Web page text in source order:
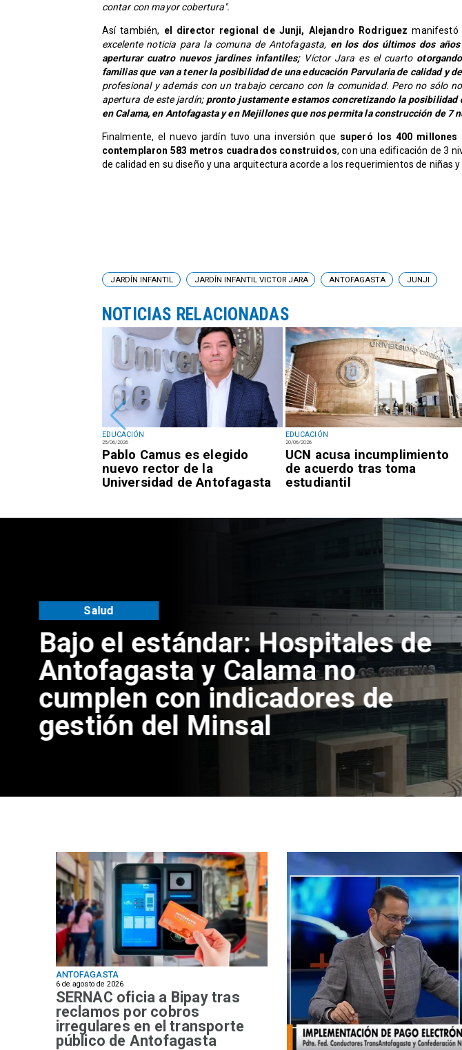
contar con mayor cobertura".
Así también, el director regional de Junji, Alejandro Rodriguez manifestó
excelente noticia para la comuna de Antofagasta, en los dos últimos dos
aperturar cuatro nuevos jardines infantiles;Víctor Jara es el cuarto
familias que van a tener la posibilidad de una educación Parvularia de calidad y
profesional y además con un trabajo cercano con la comunidad. Pero no sólo
apertura de este jardín;pronto justamente estamos concretizando la posibilidad
en Calama, en Antofagasta y en Mejillones que nos permita la construcción de 7
Finalmente, el nuevo jardín tuvo una inversión que superó los 400
contemplaron 583 metros cuadrados construidos, con una edificación de 3
de calidad en su diseño y una arquitectura acorde a los requerimientos de niñas y
EDUCACIÓN
25/06/2026
Pablo Camus es elegido
nuevo rector de la
Universidad de Antofagasta
EDUCACIÓN
20/06/2026
UCN acusa incumplimiento
de acuerdo tras toma
estudiantil
JARDÍN INFANTIL JARDÍN INFANTIL VICTOR JARA ANTOFAGASTA JUNJI
NOTICIAS RELACIONADAS
Universidad de Antofagasta
inaugura mejoramiento del
acceso universal en el Campus
Coloso
Antofagasta
ANTOFAGASTA
6 de agosto de 2026
SERNAC oficia a Bipay tras
reclamos por cobros
irregulares en el transporte
público de Antofagasta